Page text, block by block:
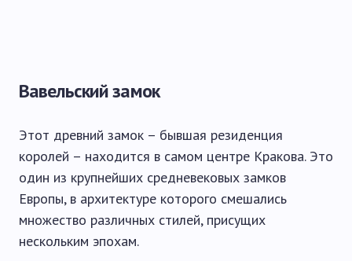
Вавельский замок
Этот древний замок – бывшая резиденция
королей – находится в самом центре Кракова. Это
один из крупнейших средневековых замков
Европы, в архитектуре которого смешались
множество различных стилей, присущих
нескольким эпохам.